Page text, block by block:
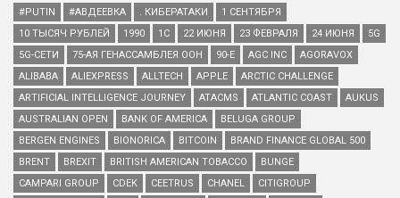
#PUTIN #АВДЕЕВКА . КИБЕРАТАКИ
1 СЕНТЯБРЯ
10 ТЫСЯЧ РУБЛЕЙ
1990 1С 22 ИЮНЯ 23 ФЕВРАЛЯ 24 ИЮНЯ
5G
5G-СЕТИ
75-АЯ ГЕНАССАМБЛЕЯ ООН 90-Е AGC INC
AGORAVOX
ALIBABA
ALIEXPRESS ALLTECH APPLE
ARCTIC CHALLENGE
ARTIFICIAL INTELLIGENCE JOURNEY
ATACMS ATLANTIC COAST
AUKUS
AUSTRALIAN OPEN
BANK OF AMERICA
BELUGA GROUP
BERGEN ENGINES
BIONORICA BITCOIN
BRAND FINANCE GLOBAL 500
BRENT
BREXIT BRITISH AMERICAN TOBACCO
BUNGE
CAMPARI GROUP
CDEK CEETRUS CHANEL
CITIGROUP